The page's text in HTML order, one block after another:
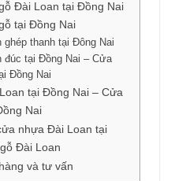
Đài Loan tại Đồng Nai
tại Đồng Nai
thanh tại Đông Nai
đúc tại Đồng Nai – Cửa
Đồng Nai
tại Đồng Nai – Cửa
Nai
nhựa Đài Loan tại
Đài Loan
và tư vấn